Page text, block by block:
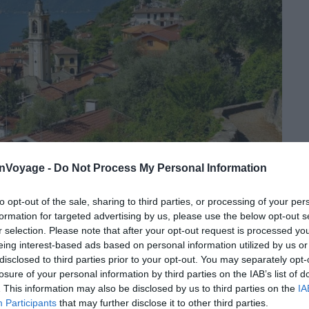
- Do Not Process My Personal Information
opt-out of the sale, sharing to third parties, or processing of your
for targeted advertising by us, please use the below opt-out
selection. Please note that after your opt-out request is processed
interest-based ads based on personal information utilized by us
to third parties prior to your opt-out. You may separately
of your personal information by third parties on the IAB’s list of
This information may also be disclosed by us to third parties on the
Participants that may further disclose it to other third parties.
Côme fut fondée par les Romains au 2ème siècle
Comum. Les célèbres Romains Pline l’Ancien et Pline
ville de 83 265 habitants, la plus importante de la
d’entrée pour visiter le lac de Côme en arrivant
ville est mondialement réputée pour son commerce